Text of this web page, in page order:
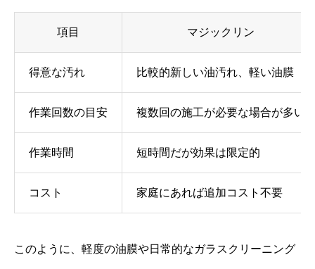
項目 マジックリン
得意な汚れ 比較的新しい油汚れ、軽い油膜
作業回数の目安 複数回の施工が必要な場合が多い
作業時間 短時間だが効果は限定的
コスト 家庭にあれば追加コスト不要
このように、軽度の油膜や日常的なガラスクリーニング